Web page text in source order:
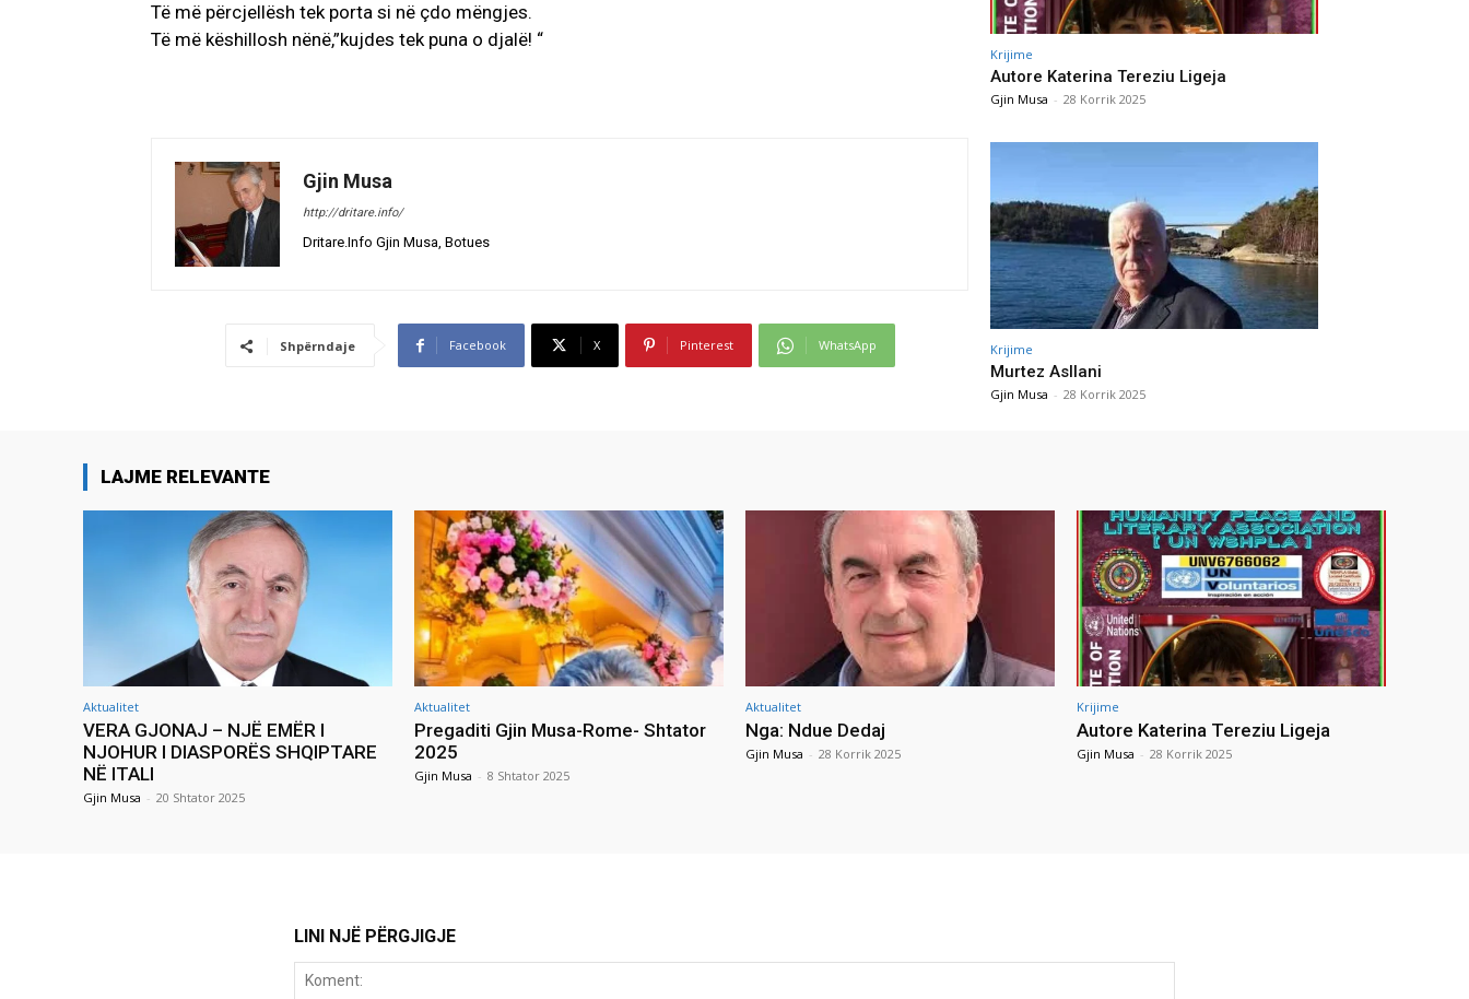
Të më përcjellësh tek porta si në çdo mëngjes.
Të më këshillosh nënë,”kujdes tek puna o djalë! “
Gjin Musa
http://dritare.info/
Dritare.Info Gjin Musa, Botues
Shpërndaje Facebook X Pinterest WhatsApp
Krijime
Autore Katerina Tereziu Ligeja
Gjin Musa - 28 Korrik 2025
Krijime
Murtez Asllani
Gjin Musa - 28 Korrik 2025
LAJME RELEVANTE
Aktualitet
VERA GJONAJ – NJË EMËR I
NJOHUR I DIASPORËS SHQIPTARE
NË ITALI
Gjin Musa - 20 Shtator 2025
Aktualitet
Pregaditi Gjin Musa-Rome- Shtator
2025
Gjin Musa - 8 Shtator 2025
Aktualitet
Nga: Ndue Dedaj
Gjin Musa - 28 Korrik 2025
Krijime
Autore Katerina Tereziu Ligeja
Gjin Musa - 28 Korrik 2025
LINI NJË PËRGJIGJE